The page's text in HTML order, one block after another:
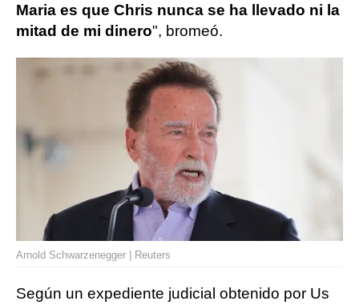
Maria es que Chris nunca se ha llevado ni la
mitad de mi dinero", bromeó.
Arnold Schwarzenegger | Reuters
Según un expediente judicial obtenido por Us